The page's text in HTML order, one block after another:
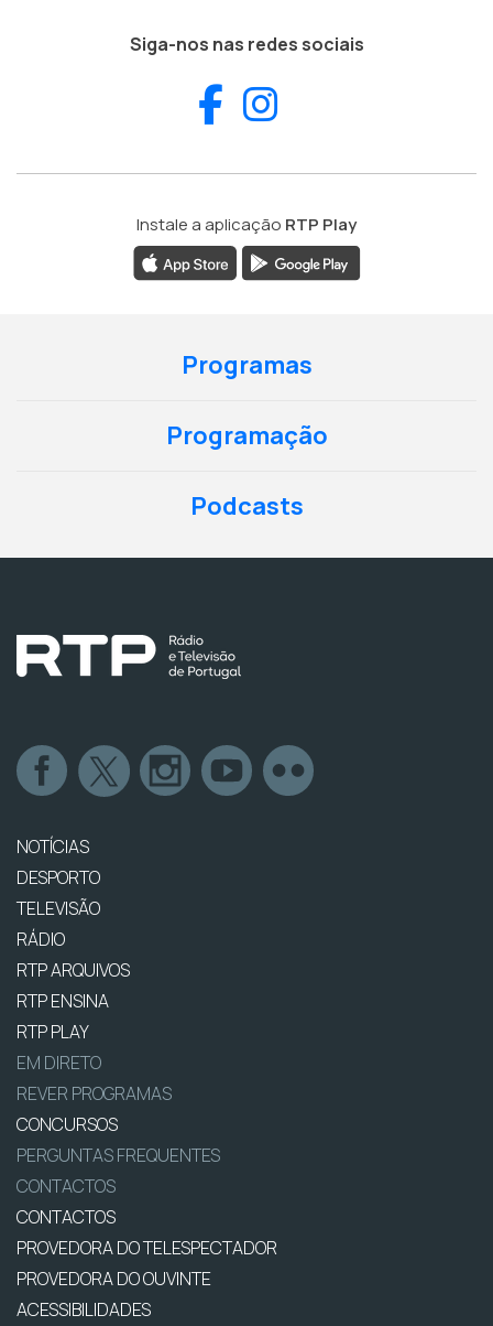
Siga-nos nas redes sociais
Facebook
Instale a aplicação RTP Play
Programas
Programação
Podcasts
NOTÍCIAS
DESPORTO
TELEVISÃO
RÁDIO
RTP ARQUIVOS
RTP ENSINA
RTP PLAY
EM DIRETO
REVER PROGRAMAS
CONCURSOS
PERGUNTAS FREQUENTES
CONTACTOS
CONTACTOS
PROVEDORA DO TELESPECTADOR
PROVEDORA DO OUVINTE
ACESSIBILIDADES